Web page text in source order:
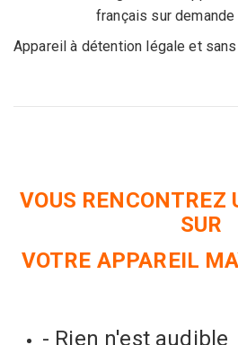
français sur
Appareil à détention légale et
VOUS RENCONTREZ
SUR
VOTRE APPAREIL
- Rien n'est audible